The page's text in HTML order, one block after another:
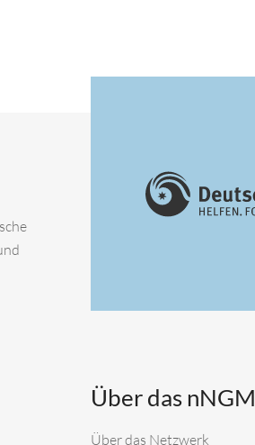
Über das nNGM
Über das Netzwerk